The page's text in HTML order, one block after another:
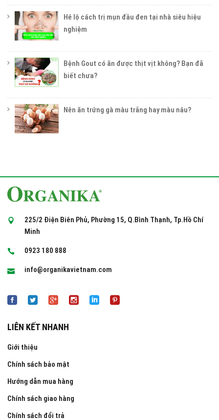
Hé lộ cách trị mụn đầu đen tại nhà siêu hiệu
nghiệm
Bệnh Gout có ăn được thịt vịt không? Bạn đã
biết chưa?
Nên ăn trứng gà màu trắng hay màu nâu?
225/2 Điện Biên Phủ, Phường 15, Q.Bình Thạnh, Tp.Hồ Chí
Minh
0923 180 888
info@organikavietnam.com
LIÊN KẾT NHANH
Giới thiệu
Chính sách bảo mật
Hướng dẫn mua hàng
Chính sách giao hàng
Chính sách đổi trả